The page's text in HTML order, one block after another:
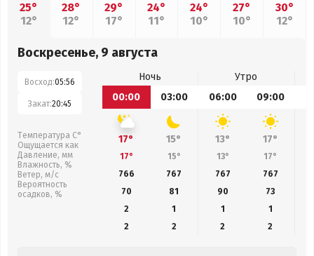
25°
12°
28°
12°
29°
17°
24°
11°
24°
10°
27°
10°
30°
12°
Воскресенье, 9 августа
Восход:05:56
Закат:20:45
Температура С°
Ощущается как
Давление, мм
Влажность, %
Ветер, м/с
Вероятность
осадков, %
Ночь
Утро
00:00
03:00 06:00 09:00
17° 15° 13° 17°
17° 15° 13° 17°
766
767 767 767
70
81 90 73
2
1 1
1
2
2 2 2